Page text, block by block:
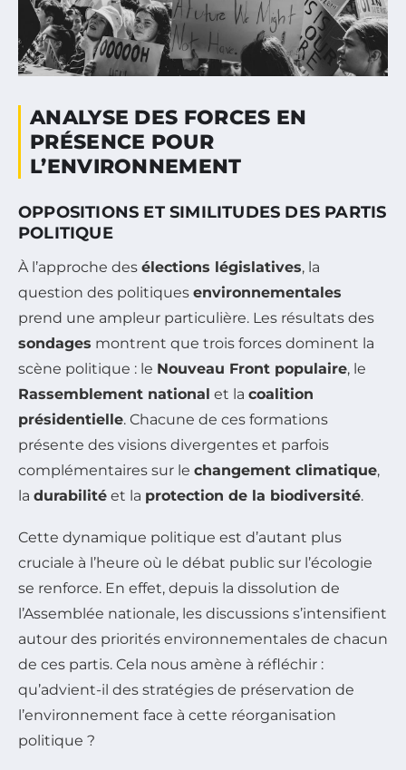
ANALYSE DES FORCES EN
PRÉSENCE POUR
L’ENVIRONNEMENT
OPPOSITIONS ET SIMILITUDES DES PARTIS
POLITIQUE
À l’approche des élections législatives, la
question des politiques environnementales
prend une ampleur particulière. Les résultats des
sondages montrent que trois forces dominent la
scène politique : le Nouveau Front populaire, le
Rassemblement national et la coalition
présidentielle. Chacune de ces formations
présente des visions divergentes et parfois
complémentaires sur le changement climatique,
la durabilité et la protection de la biodiversité.
Cette dynamique politique est d’autant plus
cruciale à l’heure où le débat public sur l’écologie
se renforce. En effet, depuis la dissolution de
l’Assemblée nationale, les discussions s’intensifient
autour des priorités environnementales de chacun
de ces partis. Cela nous amène à réfléchir :
qu’advient-il des stratégies de préservation de
l’environnement face à cette réorganisation
politique ?